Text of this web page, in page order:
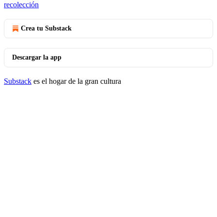
recolección
Crea tu Substack
Descargar la app
Substack es el hogar de la gran cultura